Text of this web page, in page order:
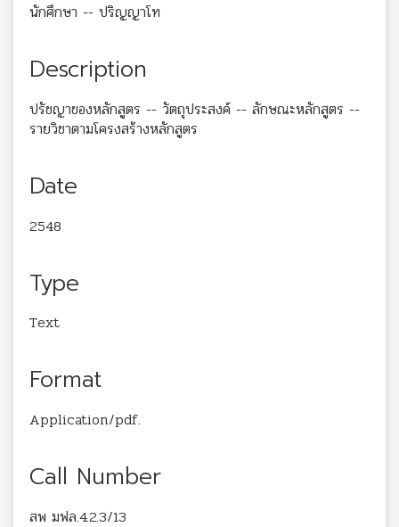
นักศึกษา -- ปริญญาโท
Description
ปรัชญาของหลักสูตร -- วัตถุประสงค์ -- ลักษณะหลักสูตร --
รายวิชาตามโครงสร้างหลักสูตร
Date
2548
Type
Text
Format
Application/pdf.
Call Number
สพ มฟล.4.2.3/13